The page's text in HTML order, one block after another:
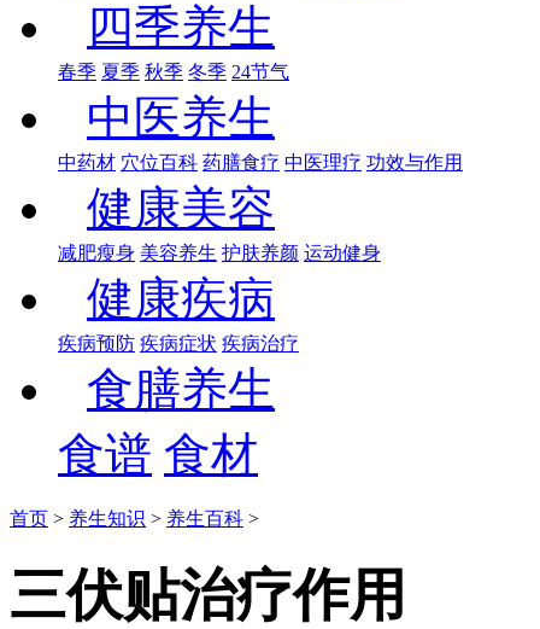
四季养生
春季 夏季 秋季 冬季 24节气
中医养生
中药材 穴位百科 药膳食疗 中医理疗 功效与作用
健康美容
减肥瘦身 美容养生 护肤养颜 运动健身
健康疾病
疾病预防 疾病症状 疾病治疗
食膳养生
食谱 食材
首页 > 养生知识 > 养生百科 >
三伏贴治疗作用